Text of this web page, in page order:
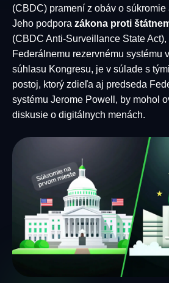
(CBDC) pramení z obáv o súkromie
Jeho podpora zákona proti
(CBDC Anti-Surveillance State Act),
Federálnemu rezervnému systému
súhlasu Kongresu, je v súlade s
postoj, ktorý zdieľa aj predseda
systému Jerome Powell, by mohol
diskusie o digitálnych menách.